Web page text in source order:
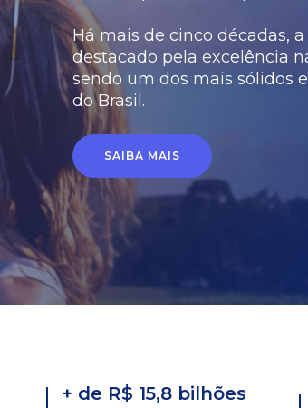
Há mais de cinco décadas,
destacado pela excelência
sendo um dos mais sólidos
do Brasil.
SAIBA MAIS
+ de R$ 15,8 bilhões